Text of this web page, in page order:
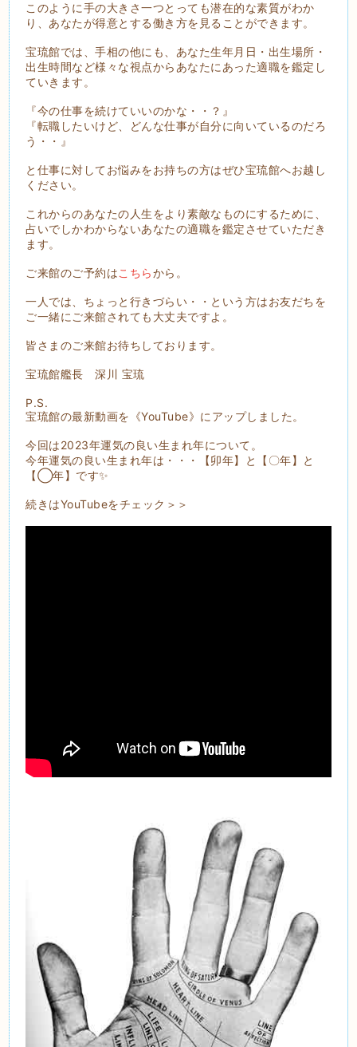
このように手の大きさ一つとっても潜在的な素質がわか
り、あなたが得意とする働き方を見ることができます。
宝琉館では、手相の他にも、あなた生年月日・出生場所・
出生時間など様々な視点からあなたにあった適職を鑑定し
ていきます。
『今の仕事を続けていいのかな・・？』
『転職したいけど、どんな仕事が自分に向いているのだろ
う・・』
と仕事に対してお悩みをお持ちの方はぜひ宝琉館へお越し
ください。
これからのあなたの人生をより素敵なものにするために、
占いでしかわからないあなたの適職を鑑定させていただき
ます。
ご来館のご予約はこちらから。
一人では、ちょっと行きづらい・・という方はお友だちを
ご一緒にご来館されても大丈夫ですよ。
皆さまのご来館お待ちしております。
宝琉館艦長 深川 宝琉
P.S.
宝琉館の最新動画を《YouTube》にアップしました。
今回は2023年運気の良い生まれ年について。
今年運気の良い生まれ年は・・・【卯年】と【〇年】と
【◯年】です✨
続きはYouTubeをチェック＞＞